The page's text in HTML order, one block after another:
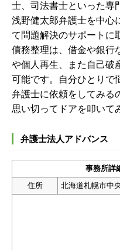
士、司法書士といった専
浅野健太郎弁護士を中心
て問題解決のサポートに
債務整理は、借金や銀行
や個人再生、また自己破
可能です。自分ひとりで
弁護士に依頼をしてみる
思い切ってドアを叩いて
弁護士法人アドバンス
事務所詳
住所
北海道札幌市中